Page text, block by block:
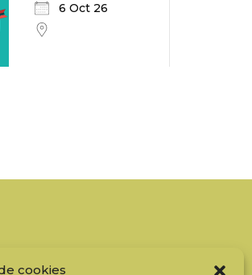
cookies
6 Oct 26